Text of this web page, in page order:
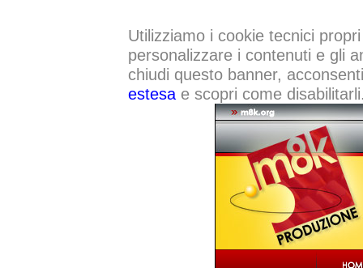
Utilizziamo i cookie tecnici
personalizzare i contenuti e gli
chiudi questo banner,
estesae scopri come